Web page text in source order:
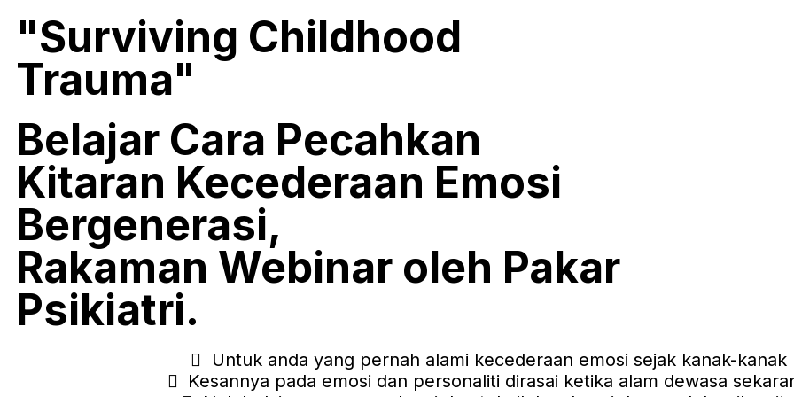
"Surviving Childhood
Trauma"
Belajar Cara Pecahkan
Kitaran Kecederaan Emosi
Bergenerasi,
Rakaman Webinar oleh Pakar
Psikiatri.
Untuk anda yang pernah alami kecederaan emosi sejak kanak-kanak
Kesannya pada emosi dan personaliti dirasai ketika alam dewasa